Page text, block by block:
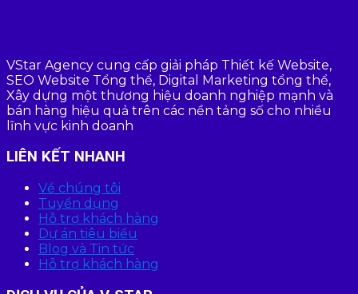
VStar Agency cung cấp giải pháp Thiết kế Website,
SEO Website Tổng thể, Digital Marketing tổng thể,
Xây dựng một thương hiệu doanh nghiệp mạnh và
bán hàng hiệu quả trên các nền tảng số cho nhiều
lĩnh vực kinh doanh
LIÊN KẾT NHANH
Về chúng tôi
Tuyển dụng
Hỗ trợ khách hàng
Dự án tiêu biểu
Blog và Tin tức
Hỗ trợ khách hàng